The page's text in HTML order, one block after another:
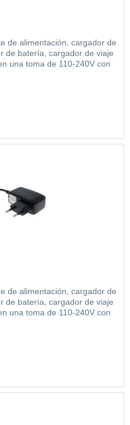
de alimentación, cargador de
de batería, cargador de viaje
una toma de 110-240V con
de alimentación, cargador de
de batería, cargador de viaje
una toma de 110-240V con